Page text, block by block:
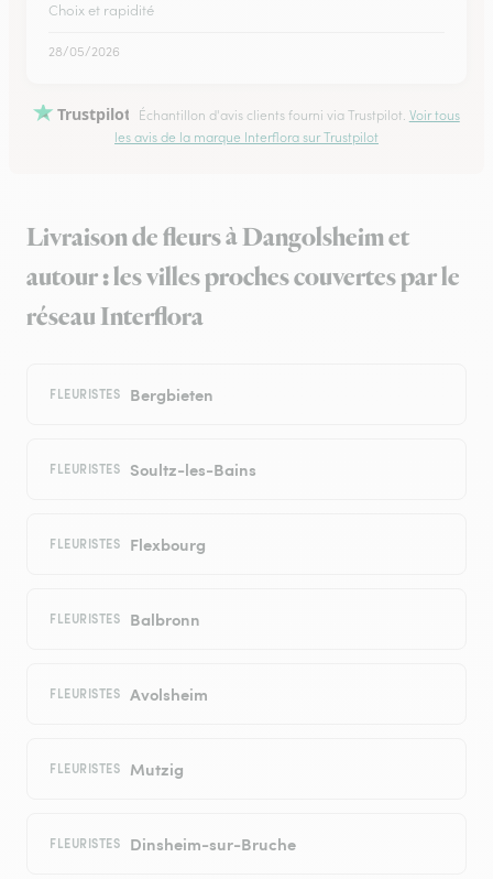
Choix et rapidité
28/05/2026
Trustpilot Échantillon d'avis clients fourni via Trustpilot. Voir tous
les avis de la marque Interflora sur Trustpilot
Livraison de fleurs à Dangolsheim et
autour : les villes proches couvertes par le
réseau Interflora
FLEURISTES Bergbieten
FLEURISTES Soultz-les-Bains
FLEURISTES Flexbourg
FLEURISTES Balbronn
FLEURISTES Avolsheim
FLEURISTES Mutzig
FLEURISTES Dinsheim-sur-Bruche